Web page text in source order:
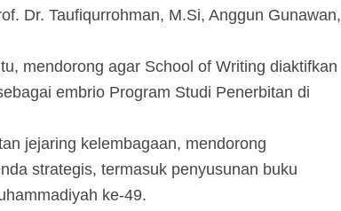
Dr. Taufiqurrohman, M.Si, Anggun Gunawan,
mendorong agar School of Writing diaktifkan
embrio Program Studi Penerbitan di
jejaring kelembagaan, mendorong
strategis, termasuk penyusunan buku
ke-49.